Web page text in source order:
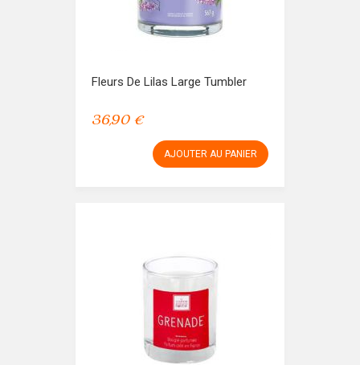
Fleurs De Lilas Large Tumbler
36,90 €
AJOUTER AU PANIER